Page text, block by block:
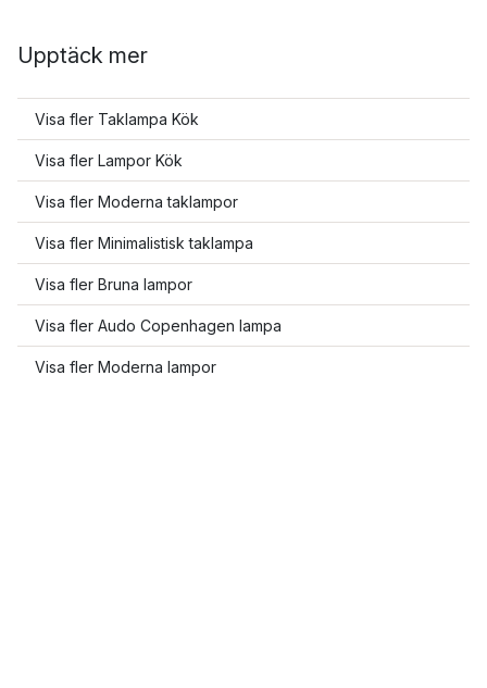
Upptäck mer
Visa fler Taklampa Kök
Visa fler Lampor Kök
Visa fler Moderna taklampor
Visa fler Minimalistisk taklampa
Visa fler Bruna lampor
Visa fler Audo Copenhagen lampa
Visa fler Moderna lampor